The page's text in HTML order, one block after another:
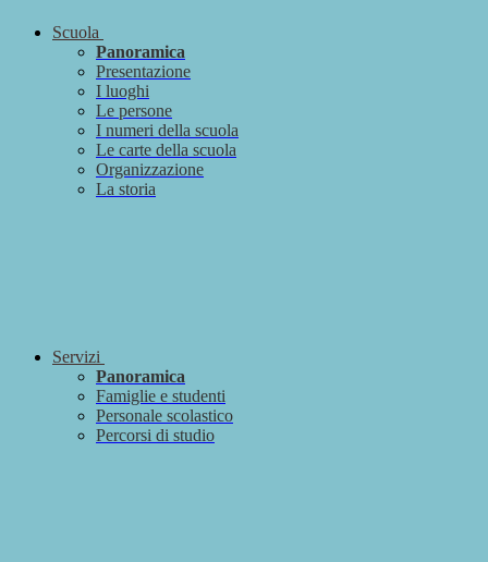
Scuola
Panoramica
Presentazione
I luoghi
Le persone
I numeri della scuola
Le carte della scuola
Organizzazione
La storia
Servizi
Panoramica
Famiglie e studenti
Personale scolastico
Percorsi di studio